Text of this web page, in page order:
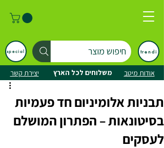
אודות מיטב יצירת קשר משלוחים לכל הארץ
trendi חיפוש מוצר special
תבניות אלומיניום חד פעמיות
בסיטונאות – הפתרון המושלם
לעסקים